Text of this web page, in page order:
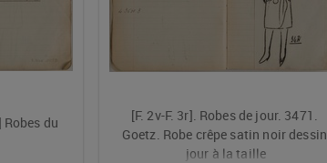
Robes du
[F. 2v-F. 3r]. Robes de jour. 3471.
Goetz. Robe crêpe satin noir dessin
jour à la taille